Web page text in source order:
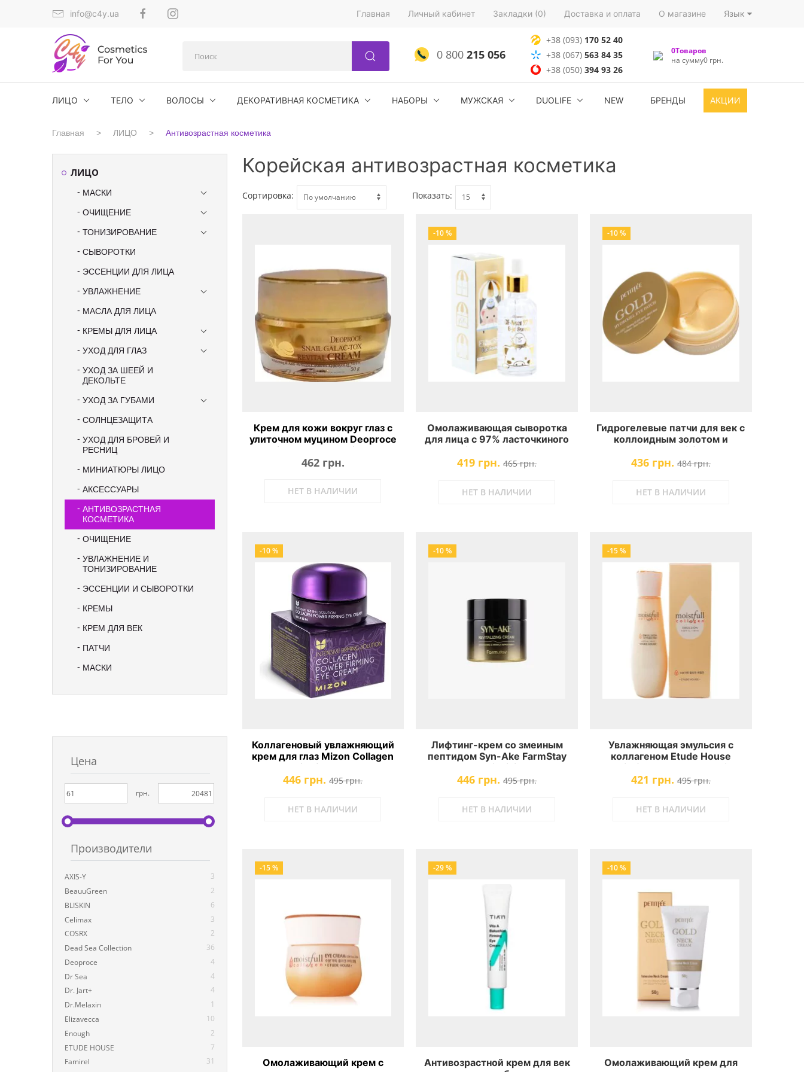
info@c4y.ua Главная Личный кабинет Закладки (0) Доставка и оплата О магазине Язык
0 800215 056
+38 (093) 170 52 40
+38 (067) 563 84 35
+38 (050)394 93 26
0Товаров
на сумму0 грн.
ЛИЦО ТЕЛО ВОЛОСЫ ДЕКОРАТИВНАЯ КОСМЕТИКА НАБОРЫ МУЖСКАЯ DUOLIFE NEW БРЕНДЫ АКЦИИ
Главная ЛИЦО Антивозрастная косметика
ЛИЦО
МАСКИ
ОЧИЩЕНИЕ
ТОНИЗИРОВАНИЕ
СЫВОРОТКИ
ЭССЕНЦИИ ДЛЯ ЛИЦА
УВЛАЖНЕНИЕ
МАСЛА ДЛЯ ЛИЦА
КРЕМЫ ДЛЯ ЛИЦА
УХОД ДЛЯ ГЛАЗ
УХОД ЗА ШЕЕЙ И
ДЕКОЛЬТЕ
УХОД ЗА ГУБАМИ
СОЛНЦЕЗАЩИТА
УХОД ДЛЯ БРОВЕЙ И
РЕСНИЦ
МИНИАТЮРЫ ЛИЦО
АКСЕССУАРЫ
АНТИВОЗРАСТНАЯ
КОСМЕТИКА
ОЧИЩЕНИЕ
УВЛАЖНЕНИЕ И
ТОНИЗИРОВАНИЕ
ЭССЕНЦИИ И СЫВОРОТКИ
КРЕМЫ
КРЕМ ДЛЯ ВЕК
ПАТЧИ
МАСКИ
Цена
грн.
Производители
AXIS-Y
3
BeauuGreen
2
BLISKIN
6
Celimax
3
COSRX
2
Dead Sea Collection
36
Deoproce
4
Dr Sea
4
Dr. Jart+
4
Dr.Melaxin
1
Elizavecca
10
Enough
2
ETUDE HOUSE
7
Famirel
31
Корейская антивозрастная косметика
Сортировка: Показать:
Крем для кожи вокруг глаз с
улиточном муцином Deoproce
Snail Galac-Tox Revital Eye
Cream
462 грн.
НЕТ В НАЛИЧИИ
-10 %
Омолаживающая сыворотка
для лица с 97% ласточкиного
гнезда Elizavecca CF-Nest 97%
B-Jo Serum
419 грн. 465 грн.
НЕТ В НАЛИЧИИ
-10 %
Гидрогелевые патчи для век с
коллоидным золотом и
коллагеном Petitfee Gold
Hydrogel Eye Patch
436 грн. 484 грн.
НЕТ В НАЛИЧИИ
-10 %
Коллагеновый увлажняющий
крем для глаз Mizon Collagen
Power Firming Eye Cream
446 грн. 495 грн.
НЕТ В НАЛИЧИИ
-10 %
Лифтинг-крем со змеиным
пептидом Syn-Ake FarmStay
Syn-Ake Revitalizing Cream
446 грн. 495 грн.
НЕТ В НАЛИЧИИ
-15 %
Увлажняющая эмульсия с
коллагеном Etude House
Moistfull Collagen emulsio
421 грн. 495 грн.
НЕТ В НАЛИЧИИ
-15 %
Омолаживающий крем с
-29 %
Антивозрастной крем для век
-10 %
Омолаживающий крем для